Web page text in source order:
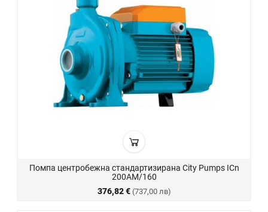
Помпа центробежна стандартизирана City Pumps ICn
200AM/160
376,82 € (737,00 лв)